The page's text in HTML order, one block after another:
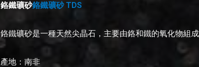
鉻鐵礦砂鉻鐵礦砂 TDS
鉻鐵礦砂是一種天然尖晶石，主要由鉻和鐵的氧化物組
產地：南非